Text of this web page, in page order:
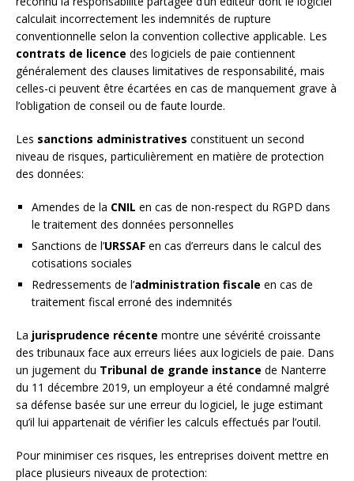
calculait incorrectement les indemnités de rupture
conventionnelle selon la convention collective applicable. Les
contrats de licence des logiciels de paie contiennent
généralement des clauses limitatives de responsabilité, mais
celles-ci peuvent être écartées en cas de manquement grave à
l’obligation de conseil ou de faute lourde.
Les sanctions administratives constituent un second
niveau de risques, particulièrement en matière de protection
des données:
Amendes de la CNIL en cas de non-respect du RGPD dans
le traitement des données personnelles
Sanctions de l’URSSAF en cas d’erreurs dans le calcul des
cotisations sociales
Redressements de l’administration fiscale en cas de
traitement fiscal erroné des indemnités
La jurisprudence récente montre une sévérité croissante
des tribunaux face aux erreurs liées aux logiciels de paie. Dans
un jugement du Tribunal de grande instance de Nanterre
du 11 décembre 2019, un employeur a été condamné malgré
sa défense basée sur une erreur du logiciel, le juge estimant
qu’il lui appartenait de vérifier les calculs effectués par l’outil.
Pour minimiser ces risques, les entreprises doivent mettre en
place plusieurs niveaux de protection: